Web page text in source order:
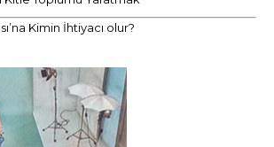
Kimin İhtiyacı olur?